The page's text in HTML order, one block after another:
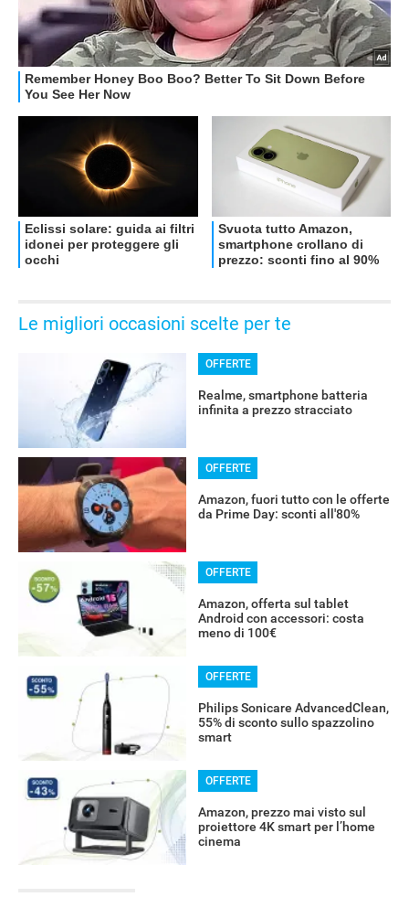
Le migliori occasioni scelte per te
OFFERTE
Realme, smartphone batteria
infinita a prezzo stracciato
OFFERTE
Amazon, fuori tutto con le offerte
da Prime Day: sconti all'80%
OFFERTE
Amazon, offerta sul tablet
Android con accessori: costa
meno di 100€
OFFERTE
Philips Sonicare AdvancedClean,
55% di sconto sullo spazzolino
smart
OFFERTE
Amazon, prezzo mai visto sul
proiettore 4K smart per l’home
cinema